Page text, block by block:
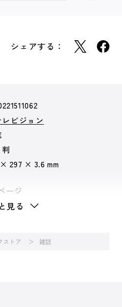
シェアする：
ビジョン
判
297 × 3.6 mm
ージ
見る
ストア 雑誌